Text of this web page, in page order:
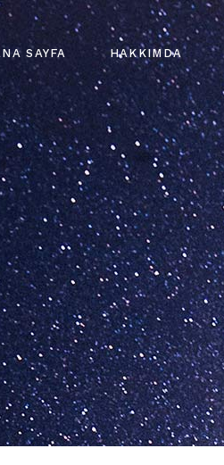
SAYFA HAKKIMDA